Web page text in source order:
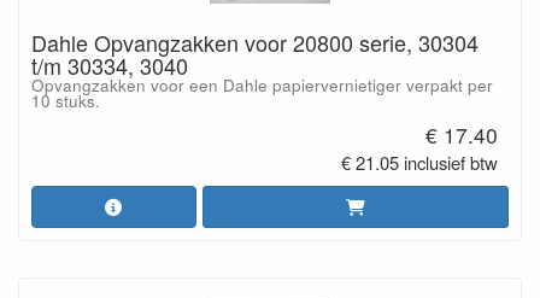
Dahle Opvangzakken voor 20800 serie, 30304
t/m 30334, 3040
Opvangzakken voor een Dahle papiervernietiger verpakt per
10 stuks.
€ 17.40
€ 21.05 inclusief btw